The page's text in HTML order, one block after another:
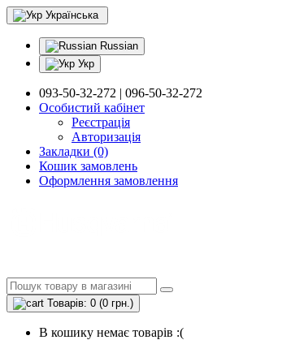
Українська
Russian
Укр
093-50-32-272 | 096-50-32-272
Особистий кабінет
Реєстрація
Авторизація
Закладки (0)
Кошик замовлень
Оформлення замовлення
Товарів: 0 (0 грн.)
В кошику немає товарів :(